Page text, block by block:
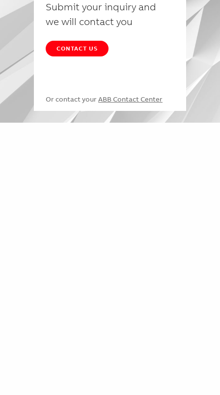
Submit your inquiry and
we will contact you
CONTACT US
Or contact your ABB Contact Center